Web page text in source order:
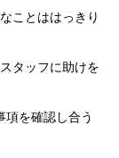
ことははっきり
タッフに助けを
項を確認し合う